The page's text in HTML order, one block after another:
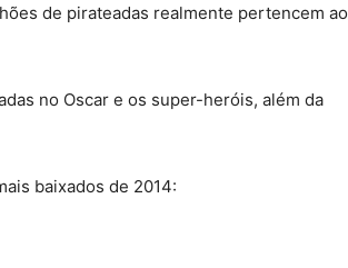
de pirateadas realmente pertencem ao
no Oscar e os super-heróis, além da
baixados de 2014: